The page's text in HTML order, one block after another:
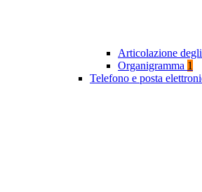
Articolazione
Organigramma 1
Telefono e posta